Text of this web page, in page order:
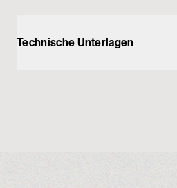
Technische Unterlagen